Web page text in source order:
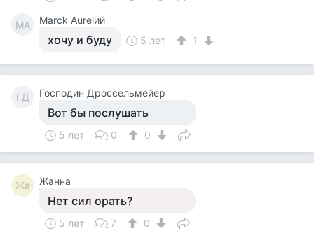
MA Marck Aurelий
хочу и буду 5 лет 1
ГД Господин Дроссельмейер
Вот бы послушать
5 лет 0 0
Жа Жанна
Нет сил орать?
5 лет 7 0